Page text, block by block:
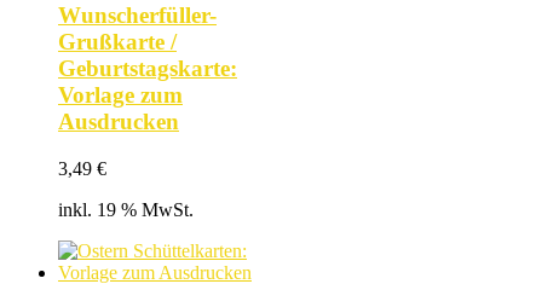
Wunscherfüller-
Grußkarte /
Geburtstagskarte:
Vorlage zum
Ausdrucken
3,49 €
inkl. 19 % MwSt.